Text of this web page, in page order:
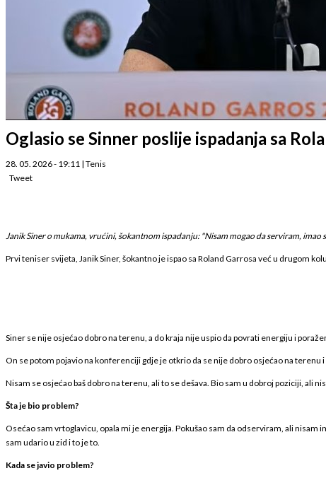
Oglasio se Sinner poslije ispadanja sa
28. 05. 2026 - 19:11 | Tenis
Tweet
Janik Siner o mukama, vrućini, šokantnom ispadanju: "Nisam mogao da serviram, imao
Prvi teniser svijeta, Janik Siner, šokantno je ispao sa Roland Garrosa već u drugom
Siner se nije osjećao dobro na terenu, a do kraja nije uspio da povrati energiju i
On se potom pojavio na konferenciji gdje je otkrio da se nije dobro osjećao na terenu
Nisam se osjećao baš dobro na terenu, ali to se dešava. Bio sam u dobroj poziciji, ali
Šta je bio problem?
Osećao sam vrtoglavicu, opala mi je energija. Pokušao sam da odserviram, ali nisam
sam udario u zid i to je to.
Kada se javio problem?